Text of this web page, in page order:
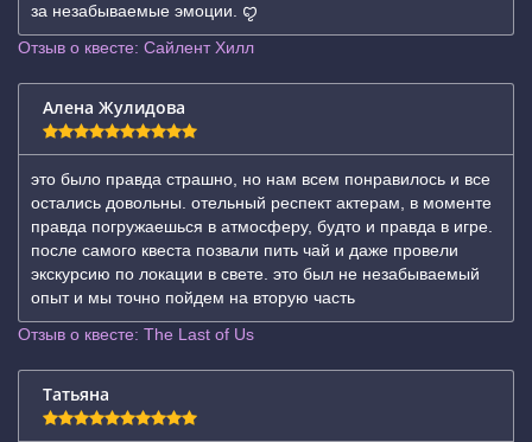
за незабываемые эмоции. ꨄ
Отзыв о квесте: Сайлент Хилл
Алена Жулидова
это было правда страшно, но нам всем понравилось и все
остались довольны. отельный респект актерам, в моменте
правда погружаешься в атмосферу, будто и правда в игре.
после самого квеста позвали пить чай и даже провели
экскурсию по локации в свете. это был не незабываемый
опыт и мы точно пойдем на вторую часть
Отзыв о квесте: The Last of Us
Татьяна